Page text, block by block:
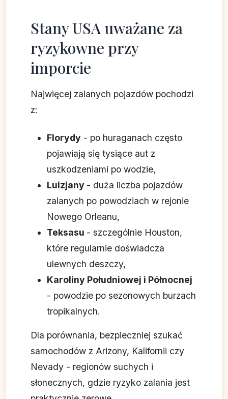
Stany USA uważane za
ryzykowne przy
imporcie
Najwięcej zalanych pojazdów pochodzi
z:
Florydy - po huraganach często
pojawiają się tysiące aut z
uszkodzeniami po wodzie,
Luizjany - duża liczba pojazdów
zalanych po powodziach w rejonie
Nowego Orleanu,
Teksasu - szczególnie Houston,
które regularnie doświadcza
ulewnych deszczy,
Karoliny Południowej i Północnej
- powodzie po sezonowych burzach
tropikalnych.
Dla porównania, bezpieczniej szukać
samochodów z Arizony, Kalifornii czy
Nevady - regionów suchych i
słonecznych, gdzie ryzyko zalania jest